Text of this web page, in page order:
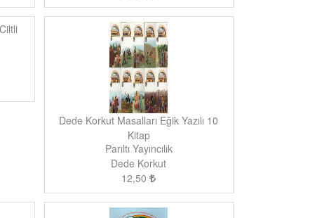
Dede Korkut Masalları Eğik Yazılı 10
Kitap
Parıltı Yayıncılık
Dede Korkut
12,50